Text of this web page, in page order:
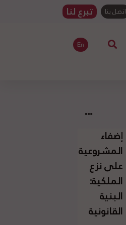
اتصل بنا تبرع لنا
En
إضفاء
المشروعية
على نزع
الملكية:
البنية
القانونية